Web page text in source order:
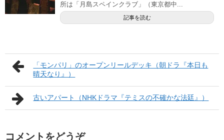
所は「月島スペインクラブ」（東京都中...
記事を読む
「モンパリ」のオープンリールデッキ（朝ドラ『本日も
晴天なり』）
古いアパート（NHKドラマ『テミスの不確かな法廷』）
コメントをどうぞ